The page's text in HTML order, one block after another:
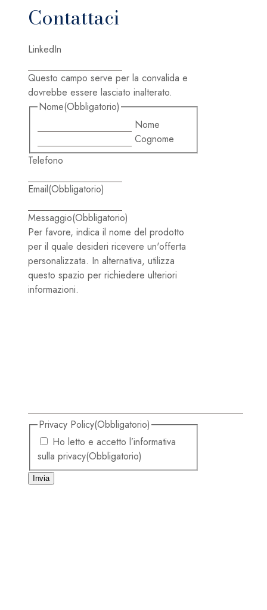
Contattaci
LinkedIn
Questo campo serve per la convalida e
dovrebbe essere lasciato inalterato.
Nome(Obbligatorio)
Nome
Cognome
Telefono
Email(Obbligatorio)
Messaggio(Obbligatorio)
Per favore, indica il nome del prodotto
per il quale desideri ricevere un'offerta
personalizzata. In alternativa, utilizza
questo spazio per richiedere ulteriori
informazioni.
Privacy Policy(Obbligatorio)
Ho letto e accetto l’informativa
sulla privacy(Obbligatorio)